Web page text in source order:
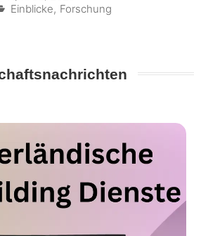
Einblicke, Forschung